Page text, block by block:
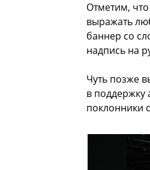
Отметим,
выражать
баннер со
надпись на
Чуть позже
в
поклонники